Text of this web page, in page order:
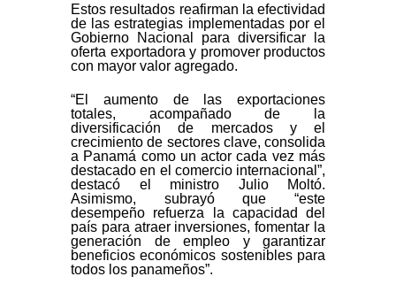
Estos resultados reafirman la efectividad
de las estrategias implementadas por el
Gobierno Nacional para diversificar la
oferta exportadora y promover productos
con mayor valor agregado.
“El aumento de las exportaciones
totales, acompañado de la
diversificación de mercados y el
crecimiento de sectores clave, consolida
a Panamá como un actor cada vez más
destacado en el comercio internacional”,
destacó el ministro Julio Moltó.
Asimismo, subrayó que “este
desempeño refuerza la capacidad del
país para atraer inversiones, fomentar la
generación de empleo y garantizar
beneficios económicos sostenibles para
todos los panameños”.